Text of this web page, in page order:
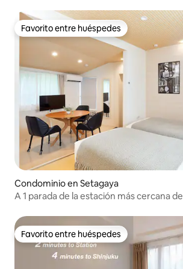
Favorito entre huéspedes
Favorito entre huéspedes
Condominio en Setagaya
A 1 parada de la estación más cercana de
acceso directo a Omotesando y Skytree
Favorito entre huéspedes
Favorito entre huéspedes